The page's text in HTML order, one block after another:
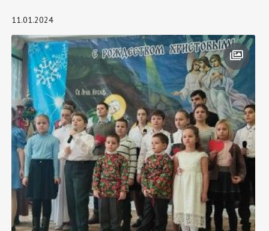
11.01.2024